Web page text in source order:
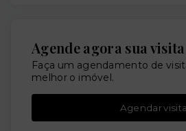
Agende agora sua visita
Faça um agendamento de
melhor o imóvel.
Agendar visita